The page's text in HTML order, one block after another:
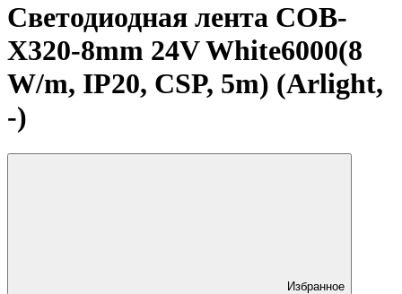
Светодиодная лента COB-
X320-8mm 24V White6000(8
W/m, IP20, CSP, 5m) (Arlight,
-)
Избранное